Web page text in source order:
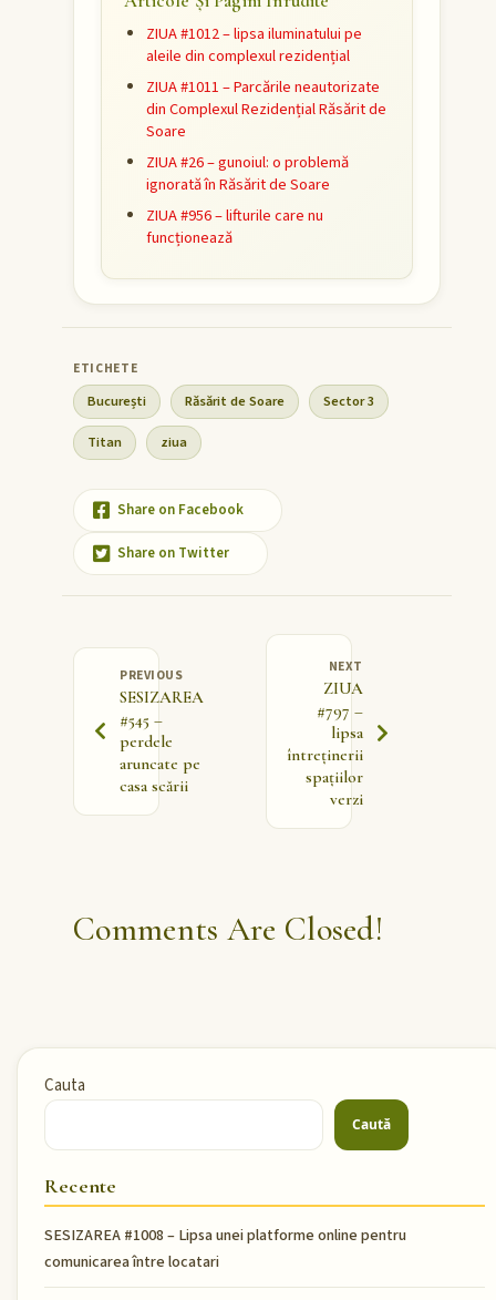
ZIUA #1012 – lipsa iluminatului pe
aleile din complexul rezidențial
ZIUA #1011 – Parcările neautorizate
din Complexul Rezidențial Răsărit de
Soare
ZIUA #26 – gunoiul: o problemă
ignorată în Răsărit de Soare
ZIUA #956 – lifturile care nu
funcționează
București Răsărit de Soare Sector 3
Titan ziua
Share on Facebook
Share on Twitter
PREVIOUS
SESIZAREA
#545 –
perdele
aruncate pe
casa scării
NEXT
ZIUA
#797 –
lipsa
întreținerii
spațiilor
verzi
Comments Are Closed!
Cauta
Caută
Recente
SESIZAREA #1008 – Lipsa unei platforme online pentru
comunicarea între locatari